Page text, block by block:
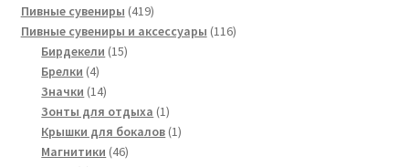
Пивные сувениры 419419
товаров
Пивные сувениры и аксессуары 116116
Бирдекели 1515
Брелки 44
товара
Значки 1414
товаров
Зонты для отдыха 11
товар
Крышки для бокалов 11
Магнитики 4646